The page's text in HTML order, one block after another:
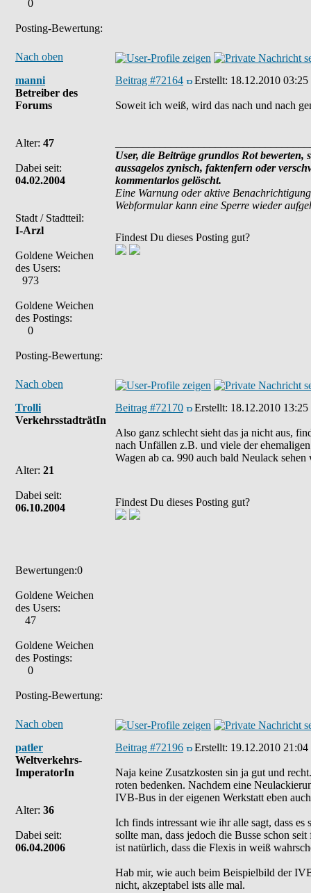
0
Posting-Bewertung:
Nach oben
manni
Betreiber des
Forums
Alter: 47
Dabei seit:
04.02.2004
Stadt / Stadtteil:
I-Arzl
Goldene Weichen
des Users:
973
Goldene Weichen
des Postings:
0
Posting-Bewertung:
Beitrag #72164 Erstellt: 18.12.2010 03:25
Soweit ich weiß, wird das nach und nach
User, die Beiträge grundlos Rot
aussagelos zynisch, faktenfern oder
kommentarlos gelöscht.
Eine Warnung oder aktive
Webformular kann eine Sperre wieder
Findest Du dieses Posting gut?
Nach oben
Trolli
VerkehrsstadträtIn
Alter: 21
Dabei seit:
06.10.2004
Bewertungen:0
Goldene Weichen
des Users:
47
Goldene Weichen
des Postings:
0
Posting-Bewertung:
Beitrag #72170 Erstellt: 18.12.2010 13:25
Also ganz schlecht sieht das ja nicht aus,
nach Unfällen z.B. und viele der
Wagen ab ca. 990 auch bald Neulack sehen
Findest Du dieses Posting gut?
Nach oben
patler
Weltverkehrs-
ImperatorIn
Alter: 36
Dabei seit:
06.04.2006
Beitrag #72196 Erstellt: 19.12.2010 21:04
Naja keine Zusatzkosten sin ja gut und
roten bedenken. Nachdem eine
IVB-Bus in der eigenen Werkstatt eben
Ich finds intressant wie ihr alle sagt, dass
sollte man, dass jedoch die Busse schon
ist natürlich, dass die Flexis in weiß
Hab mir, wie auch beim Beispielbild der
nicht, akzeptabel ists alle mal.